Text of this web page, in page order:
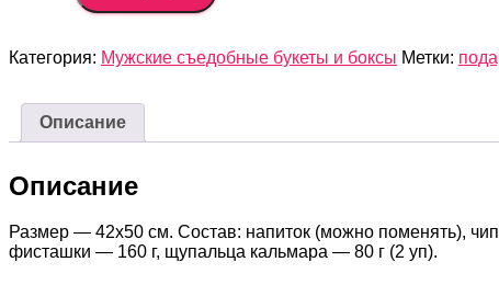
характер"
Категория: Мужские съедобные букеты и боксы Метки:
Описание
Описание
Размер — 42х50 см. Состав: напиток (можно поменять),
фисташки — 160 г, щупальца кальмара — 80 г (2 уп).